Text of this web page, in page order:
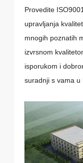
Provedite
upravljanja
mnogih poznatih
izvrsnom
isporukom i
suradnji s vama u